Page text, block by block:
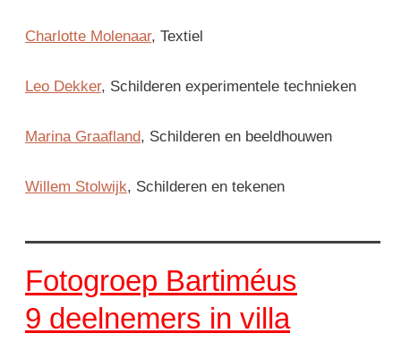
Charlotte Molenaar, Textiel
Leo Dekker, Schilderen experimentele technieken
Marina Graafland, Schilderen en beeldhouwen
Willem Stolwijk, Schilderen en tekenen
Fotogroep Bartiméus
9 deelnemers in villa